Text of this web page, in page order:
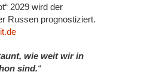
2029 wird der
Russen prognostiziert.
wie weit wir in
sind.“